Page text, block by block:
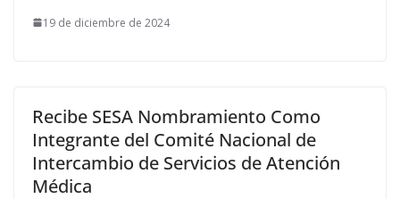
19 de diciembre de 2024
Recibe SESA Nombramiento Como
Integrante del Comité Nacional de
Intercambio de Servicios de Atención
Médica